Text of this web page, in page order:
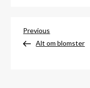
Previous
Post
Previous
Alt om blomster